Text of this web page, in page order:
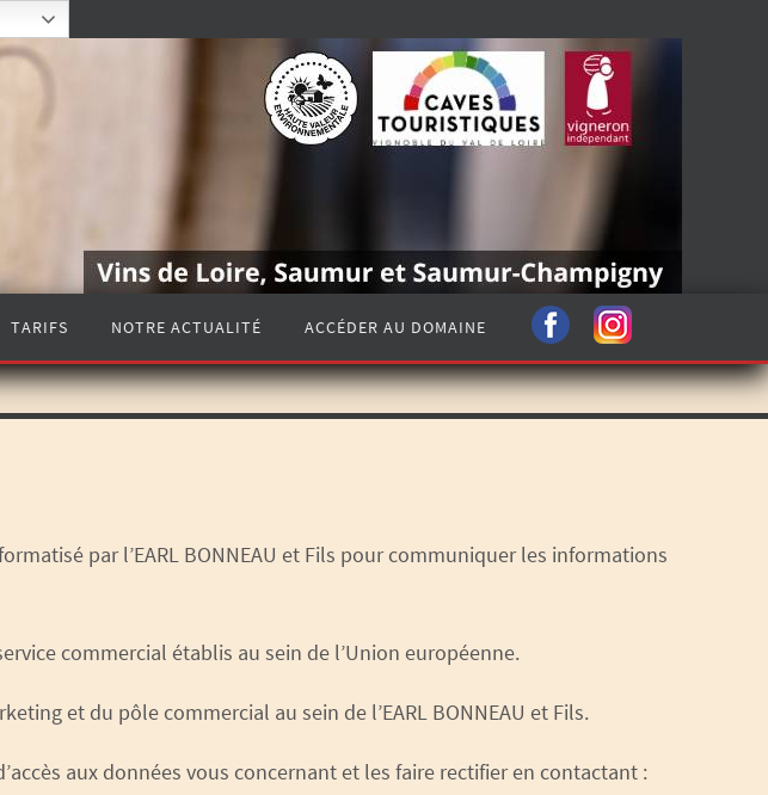
TARIFS NOTRE ACTUALITÉ ACCÉDER AU DOMAINE
par l’EARL BONNEAU et Fils pour communiquer les informations
commercial établis au sein de l’Union européenne.
et du pôle commercial au sein de l’EARL BONNEAU et Fils.
aux données vous concernant et les faire rectifier en contactant :